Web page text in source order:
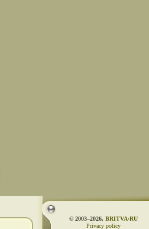
© 2003–2026, BRITVA·RU
Privacy policy